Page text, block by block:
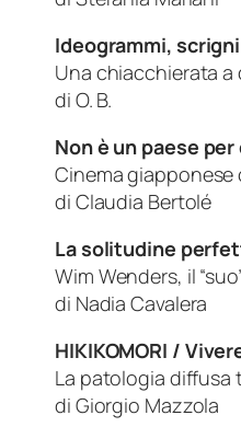
Ideogrammi,
Una chiacchierata a
di O. B.
Non è un paese
Cinema
di Claudia Bertolé
La solitudine
Wim Wenders, il
di Nadia Cavalera
HIKIKOMORI /
La patologia diffusa
di Giorgio Mazzola